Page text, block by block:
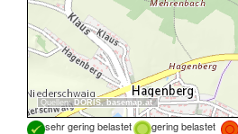
Quellen: DORIS,basemap.at
sehr gering belastet gering belastet